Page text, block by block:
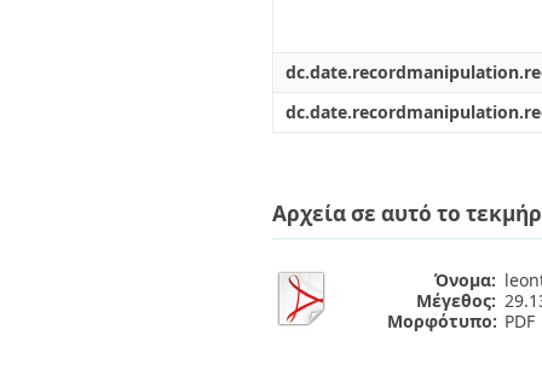
Αρχεία σε αυτό το
Όνομα:
Μέγεθος:
Μορφότυπο: PDF